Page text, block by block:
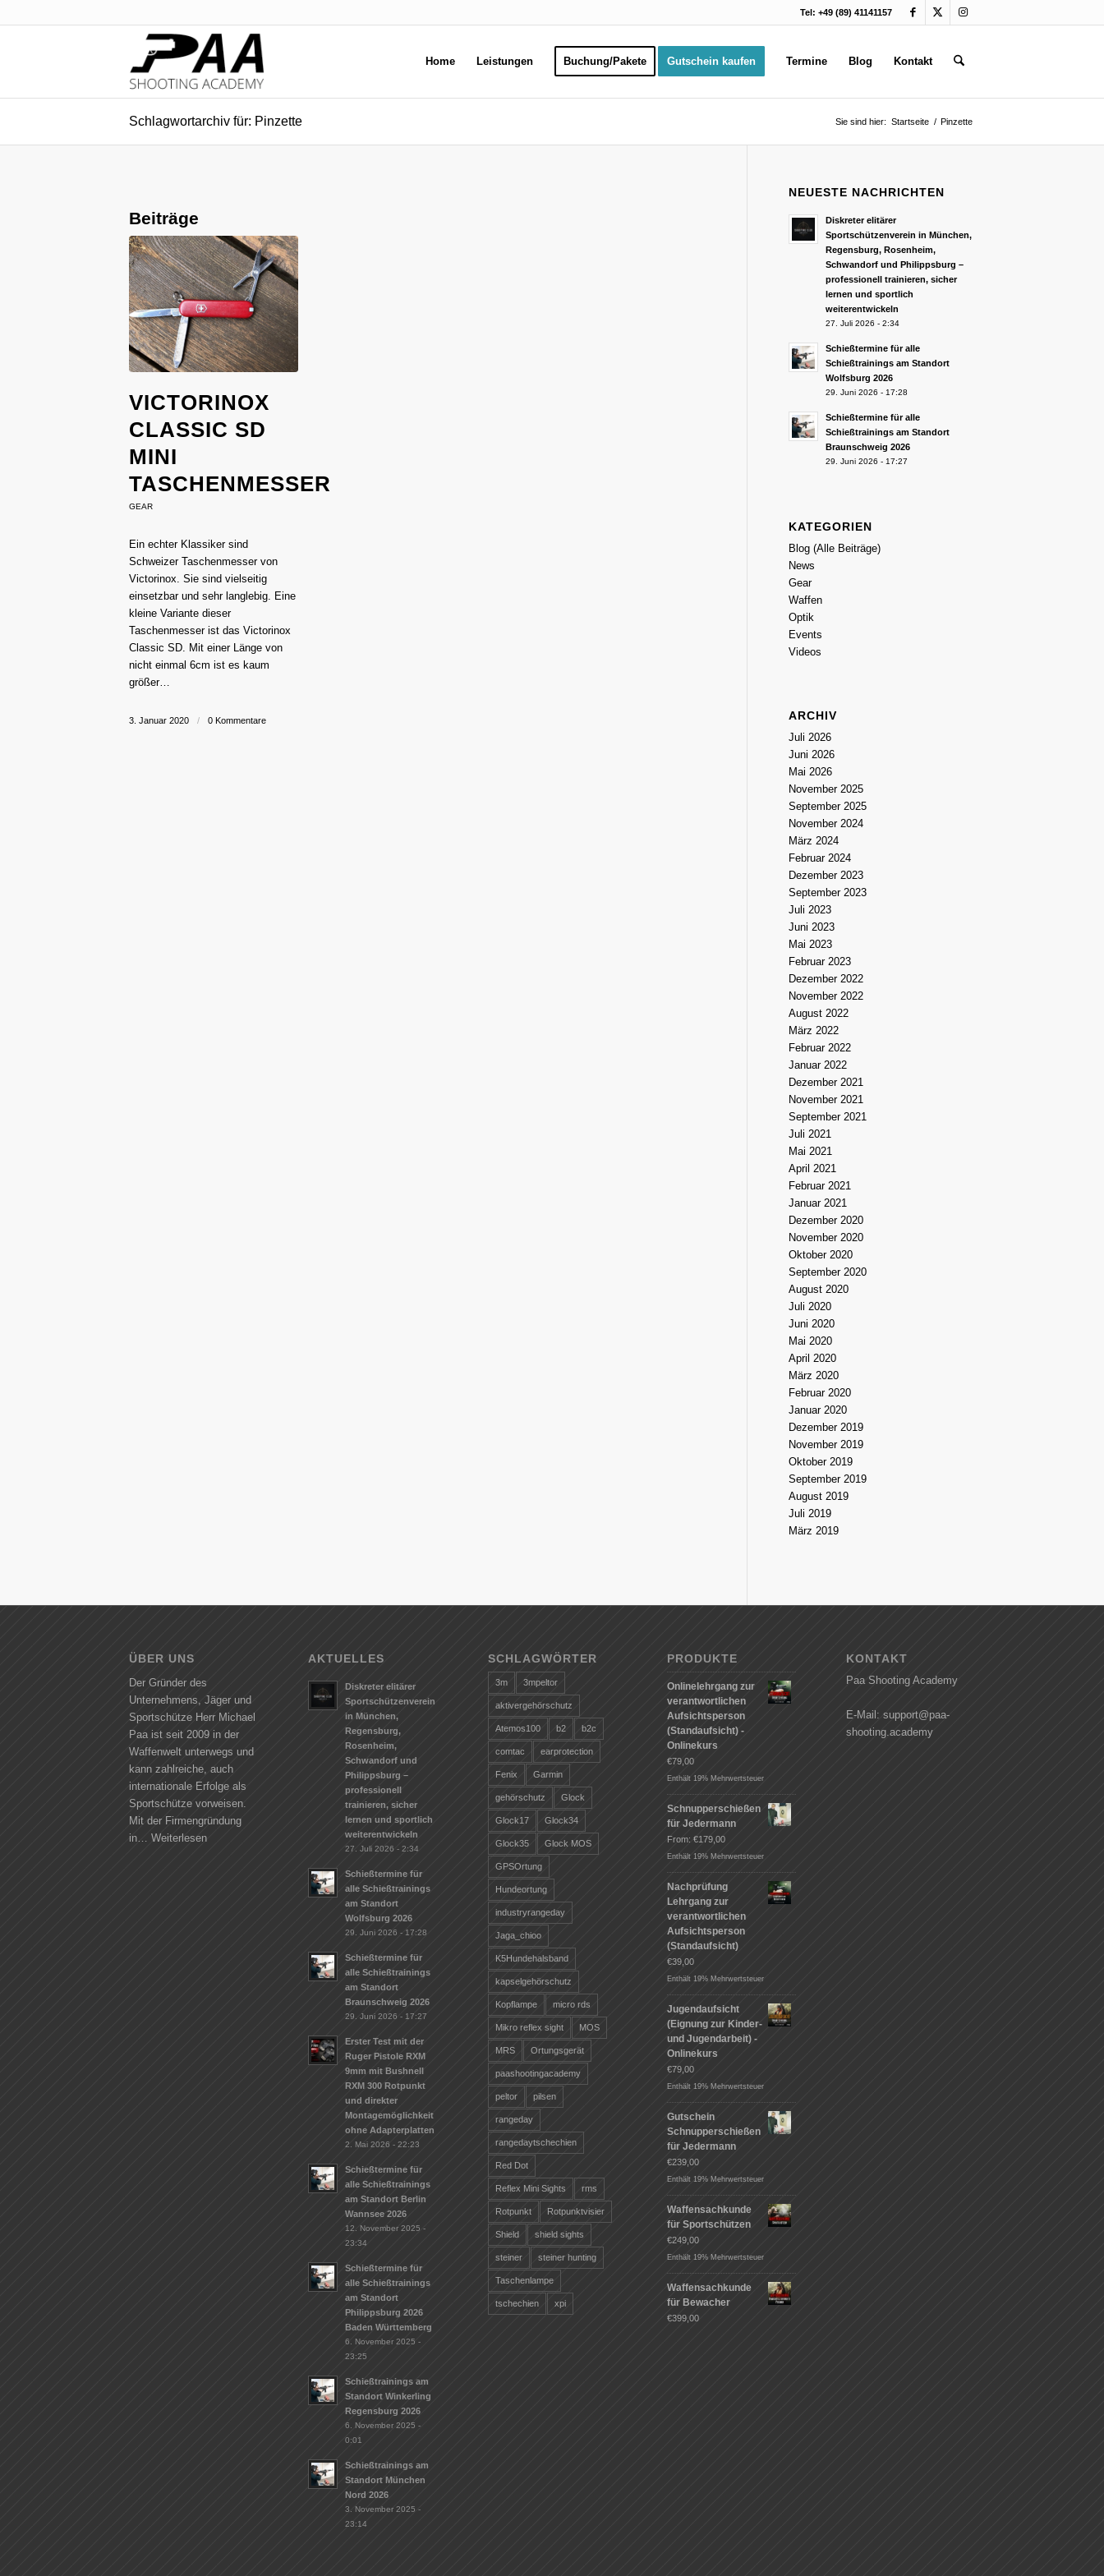
Tel: +49 (89) 41141157
Home Leistungen Buchung/Pakete Gutschein kaufen Termine Blog Kontakt
Schlagwortarchiv für: Pinzette Sie sind hier: Startseite / Pinzette
Beiträge
VICTORINOX
CLASSIC SD
MINI
TASCHENMESSER
GEAR
Ein echter Klassiker sind
Schweizer Taschenmesser von
Victorinox. Sie sind vielseitig
einsetzbar und sehr langlebig. Eine
kleine Variante dieser
Taschenmesser ist das Victorinox
Classic SD. Mit einer Länge von
nicht einmal 6cm ist es kaum
größer…
3. Januar 2020 / 0 Kommentare
NEUESTE NACHRICHTEN
Diskreter elitärer
Sportschützenverein in München,
Regensburg, Rosenheim,
Schwandorf und Philippsburg –
professionell trainieren, sicher
lernen und sportlich
weiterentwickeln
27. Juli 2026 - 2:34
Schießtermine für alle
Schießtrainings am Standort
Wolfsburg 2026
29. Juni 2026 - 17:28
Schießtermine für alle
Schießtrainings am Standort
Braunschweig 2026
29. Juni 2026 - 17:27
KATEGORIEN
Blog (Alle Beiträge)
News
Gear
Waffen
Optik
Events
Videos
ARCHIV
Juli 2026
Juni 2026
Mai 2026
November 2025
September 2025
November 2024
März 2024
Februar 2024
Dezember 2023
September 2023
Juli 2023
Juni 2023
Mai 2023
Februar 2023
Dezember 2022
November 2022
August 2022
März 2022
Februar 2022
Januar 2022
Dezember 2021
November 2021
September 2021
Juli 2021
Mai 2021
April 2021
Februar 2021
Januar 2021
Dezember 2020
November 2020
Oktober 2020
September 2020
August 2020
Juli 2020
Juni 2020
Mai 2020
April 2020
März 2020
Februar 2020
Januar 2020
Dezember 2019
November 2019
Oktober 2019
September 2019
August 2019
Juli 2019
März 2019
ÜBER UNS
Der Gründer des
Unternehmens, Jäger und
Sportschütze Herr Michael
Paa ist seit 2009 in der
Waffenwelt unterwegs und
kann zahlreiche, auch
internationale Erfolge als
Sportschütze vorweisen.
Mit der Firmengründung
in… Weiterlesen
AKTUELLES
Diskreter elitärer
Sportschützenverein
in München,
Regensburg,
Rosenheim,
Schwandorf und
Philippsburg –
professionell
trainieren, sicher
lernen und sportlich
weiterentwickeln
27. Juli 2026 - 2:34
Schießtermine für
alle Schießtrainings
am Standort
Wolfsburg 2026
29. Juni 2026 - 17:28
Schießtermine für
alle Schießtrainings
am Standort
Braunschweig 2026
29. Juni 2026 - 17:27
Erster Test mit der
Ruger Pistole RXM
9mm mit Bushnell
RXM 300 Rotpunkt
und direkter
Montagemöglichkeit
ohne Adapterplatten
2. Mai 2026 - 22:23
Schießtermine für
alle Schießtrainings
am Standort Berlin
Wannsee 2026
12. November 2025 -
23:34
Schießtermine für
alle Schießtrainings
am Standort
Philippsburg 2026
Baden Württemberg
6. November 2025 -
23:25
Schießtrainings am
Standort Winkerling
Regensburg 2026
6. November 2025 -
0:01
Schießtrainings am
Standort München
Nord 2026
3. November 2025 -
23:14
SCHLAGWÖRTER
3m 3mpeltor
aktivergehörschutz
Atemos100 b2 b2c
comtac earprotection
Fenix Garmin
gehörschutz Glock
Glock17 Glock34
Glock35 Glock MOS
GPSOrtung
Hundeortung
industryrangeday
Jaga_chioo
K5Hundehalsband
kapselgehörschutz
Kopflampe micro rds
Mikro reflex sight MOS
MRS Ortungsgerät
paashootingacademy
peltor pilsen
rangeday
rangedaytschechien
Red Dot
Reflex Mini Sights rms
Rotpunkt Rotpunktvisier
Shield shield sights
steiner steiner hunting
Taschenlampe
tschechien xpi
PRODUKTE
Onlinelehrgang zur
verantwortlichen
Aufsichtsperson
(Standaufsicht) -
Onlinekurs
€79,00
Enthält 19% Mehrwertsteuer
Schnupperschießen
für Jedermann
From:€179,00
Enthält 19% Mehrwertsteuer
Nachprüfung
Lehrgang zur
verantwortlichen
Aufsichtsperson
(Standaufsicht)
€39,00
Enthält 19% Mehrwertsteuer
Jugendaufsicht
(Eignung zur Kinder-
und Jugendarbeit) -
Onlinekurs
€79,00
Enthält 19% Mehrwertsteuer
Gutschein
Schnupperschießen
für Jedermann
€239,00
Enthält 19% Mehrwertsteuer
Waffensachkunde
für Sportschützen
€249,00
Enthält 19% Mehrwertsteuer
Waffensachkunde
für Bewacher
€399,00
KONTAKT
Paa Shooting Academy
E-Mail: support@paa-
shooting.academy